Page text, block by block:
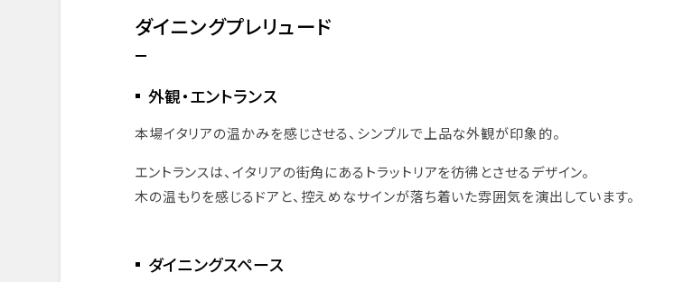
ダイニングプレリュード
外観・エントランス
本場イタリアの温かみを感じさせる、シンプルで上品な外観が印象的。
エントランスは、イタリアの街角にあるトラットリアを彷彿とさせるデザイン。
木の温もりを感じるドアと、控えめなサインが落ち着いた雰囲気を演出しています。
ダイニングスペース